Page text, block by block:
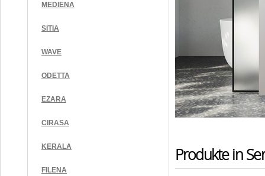
MEDIENA
SITIA
WAVE
ODETTA
EZARA
CIRASA
KERALA
FILENA
Produkte in